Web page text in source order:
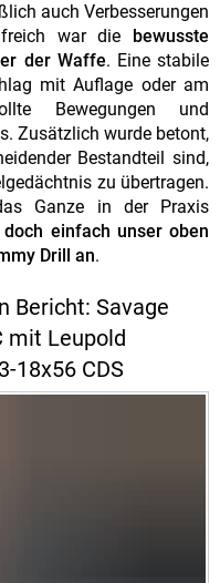
auch Verbesserungen
war die
bewusste
der Waffe. Eine stabile
mit Auflage oder am
Bewegungen und
Zusätzlich wurde betont,
Bestandteil sind,
zu übertragen.
Ganze in der Praxis
einfach unser oben
Drill an.
Bericht: Savage
mit Leupold
18x56 CDS